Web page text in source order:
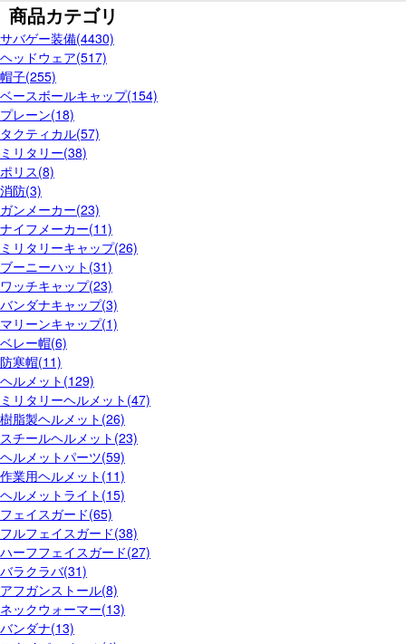
商品カテゴリ
サバゲー装備(4430)
ヘッドウェア(517)
帽子(255)
ベースボールキャップ(154)
プレーン(18)
タクティカル(57)
ミリタリー(38)
ポリス(8)
消防(3)
ガンメーカー(23)
ナイフメーカー(11)
ミリタリーキャップ(26)
ブーニーハット(31)
ワッチキャップ(23)
バンダナキャップ(3)
マリーンキャップ(1)
ベレー帽(6)
防寒帽(11)
ヘルメット(129)
ミリタリーヘルメット(47)
樹脂製ヘルメット(26)
スチールヘルメット(23)
ヘルメットパーツ(59)
作業用ヘルメット(11)
ヘルメットライト(15)
フェイスガード(65)
フルフェイスガード(38)
ハーフフェイスガード(27)
バラクラバ(31)
アフガンストール(8)
ネックウォーマー(13)
バンダナ(13)